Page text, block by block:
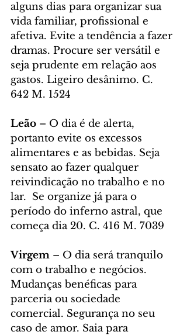
alguns dias para organizar sua
vida familiar, profissional e
afetiva. Evite a tendência a fazer
dramas. Procure ser versátil e
seja prudente em relação aos
gastos. Ligeiro desânimo. C.
642 M. 1524
Leão – O dia é de alerta,
portanto evite os excessos
alimentares e as bebidas. Seja
sensato ao fazer qualquer
reivindicação no trabalho e no
lar.  Se organize já para o
período do inferno astral, que
começa dia 20. C. 416 M. 7039
Virgem – O dia será tranquilo
com o trabalho e negócios.
Mudanças benéficas para
parceria ou sociedade
comercial. Segurança no seu
caso de amor. Saia para